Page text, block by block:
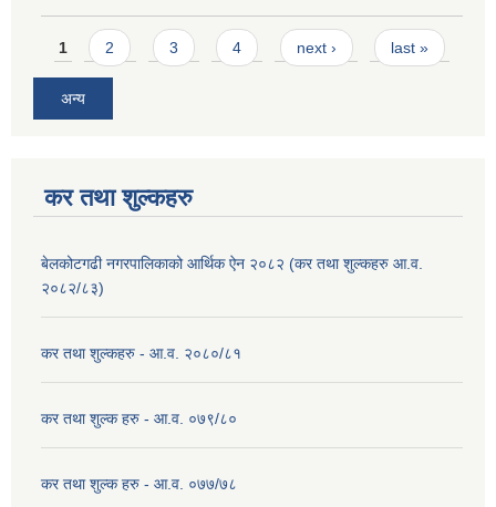
Pages
1 2 3 4 next › last »
अन्य
कर तथा शुल्कहरु
बेलकोटगढी नगरपालिकाको आर्थिक ऐन २०८२ (कर तथा शुल्कहरु आ.व.
२०८२/८३)
कर तथा शुल्कहरु - आ.व. २०८०/८१
कर तथा शुल्क हरु - आ.व. ०७९/८०
कर तथा शुल्क हरु - आ.व. ०७७/७८